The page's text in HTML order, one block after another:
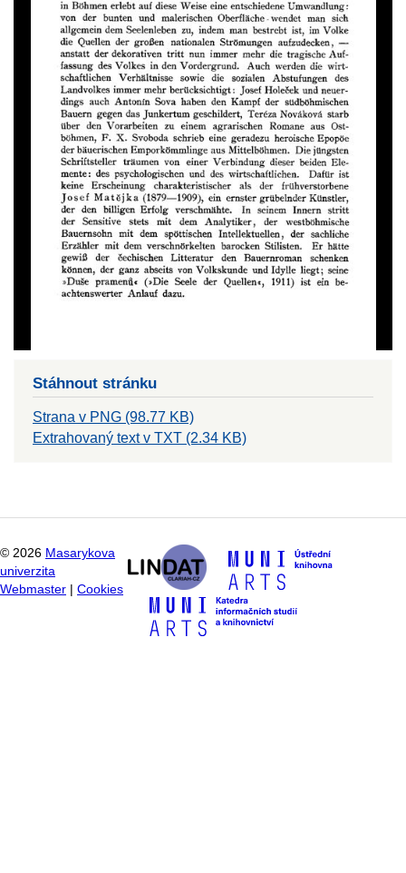
Stáhnout stránku
Strana v PNG (98.77 KB)
Extrahovaný text v TXT (2.34 KB)
© 2026 Masarykova
univerzita
Webmaster
Cookies